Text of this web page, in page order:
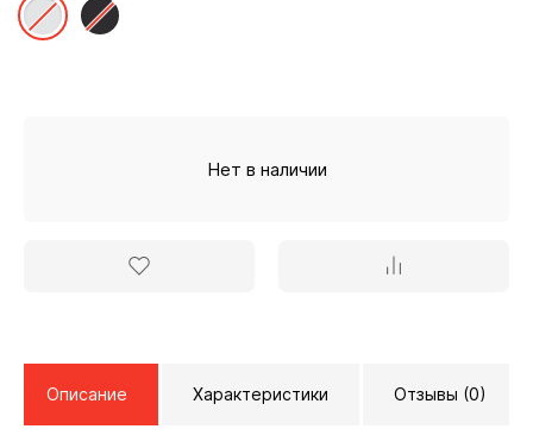
Нет в наличии
Описание Характеристики Отзывы (0)